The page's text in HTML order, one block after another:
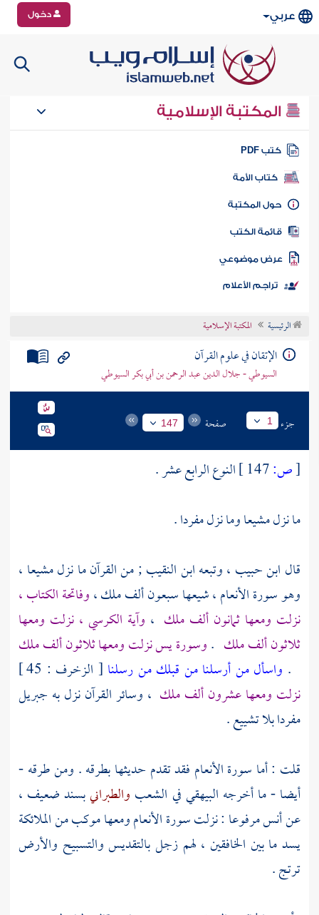
عربي دخول
المكتبة الإسلامية
كتب PDF
كتاب الأمة
المكتبة
الكتب
موضوعي
تراجم الأعلام
الرئيسية المكتبة الإسلامية
الإتقان في علوم القرآن
السيوطي - جلال الدين عبد الرحمن بن أبي بكر السيوطي
جزء 1 صفحة 147
[ص:
النوع الرابع عشر .
ما نزل مشيعا وما نزل مفردا .
قال ابن حبيب ، وتبعهابن النقيب ;من القرآن ما نزل مشيعا ،
وهو سورة الأنعام ، شيعها سبعون ألف ملك ،وفاتحة الكتاب ،
نزلت ومعها ثمانون ألف ملك ، وآية الكرسي ، نزلت ومعها
ثلاثون ألف ملك .وسورة يس نزلت ومعها ثلاثون ألف ملك
. واسأل من أرسلنا من قبلك من رسلنا [ الزخرف : 45 ]
نزلت ومعها عشرون ألف ملك ، وسائر القرآن نزل به جبريل
مفردا بلا تشييع .
قلت : أما سورة الأنعام فقد تقدم حديثها بطرقه . ومن طرقه -
أيضا - ما أخرجه البيهقيفي الشعب والطبرانيبسند ضعيف ،
عنأنسمرفوعا : نزلت سورة الأنعام ومعها موكب من الملائكة
يسد ما بين الخافقين ، لهم زجل بالتقديس والتسبيح والأرض
ترتج .